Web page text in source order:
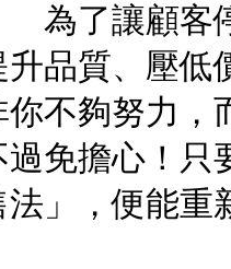
了讓顧客停
升品質、壓低
你不夠努力，
過免擔心！只
法」，便能重